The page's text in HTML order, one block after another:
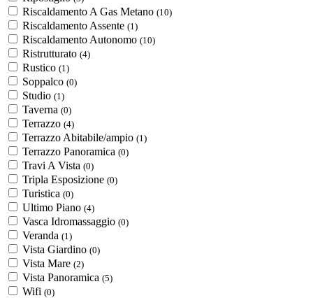
Riscaldamento A Gas Metano (10)
Riscaldamento Assente (1)
Riscaldamento Autonomo (10)
Ristrutturato (4)
Rustico (1)
Soppalco (0)
Studio (1)
Taverna (0)
Terrazzo (4)
Terrazzo Abitabile/ampio (1)
Terrazzo Panoramica (0)
Travi A Vista (0)
Tripla Esposizione (0)
Turistica (0)
Ultimo Piano (4)
Vasca Idromassaggio (0)
Veranda (1)
Vista Giardino (0)
Vista Mare (2)
Vista Panoramica (5)
Wifi (0)